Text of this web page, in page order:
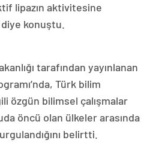
lipazın aktivitesine
konuştu.
tarafından yayınlanan
Türk bilim
özgün bilimsel çalışmalar
öncü olan ülkeler arasında
belirtti.